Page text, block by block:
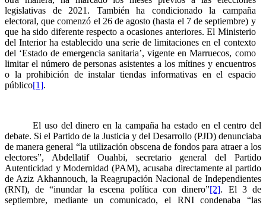
legislativas de 2021. También ha condicionado la campaña
electoral, que comenzó el 26 de agosto (hasta el 7 de septiembre) y
que ha sido diferente respecto a ocasiones anteriores. El Ministerio
del Interior ha establecido una serie de limitaciones en el contexto
del ‘Estado de emergencia sanitaria’, vigente en Marruecos, como
limitar el número de personas asistentes a los mítines y encuentros
o la prohibición de instalar tiendas informativas en el espacio
público[1].
El uso del dinero en la campaña ha estado en el centro del
debate. Si el Partido de la Justicia y del Desarrollo (PJD) denunciaba
de manera general “la utilización obscena de fondos para atraer a los
electores”, Abdellatif Ouahbi, secretario general del Partido
Autenticidad y Modernidad (PAM), acusaba directamente al partido
de Aziz Akhannouch, la Reagrupación Nacional de Independientes
(RNI), de “inundar la escena política con dinero”[2]. El 3 de
septiembre, mediante un comunicado, el RNI condenaba “las